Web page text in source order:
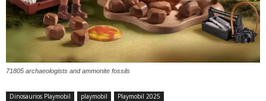
71805 archaeologists and ammonite fossils
Dinosaurios Playmobil playmobil Playmobil 2025